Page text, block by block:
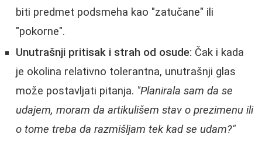
biti predmet podsmeha kao "zatučane" ili
"pokorne".
Unutrašnji pritisak i strah od osude: Čak i kada
je okolina relativno tolerantna, unutrašnji glas
može postavljati pitanja. "Planirala sam da se
udajem, moram da artikulišem stav o prezimenu ili
o tome treba da razmišljam tek kad se udam?"